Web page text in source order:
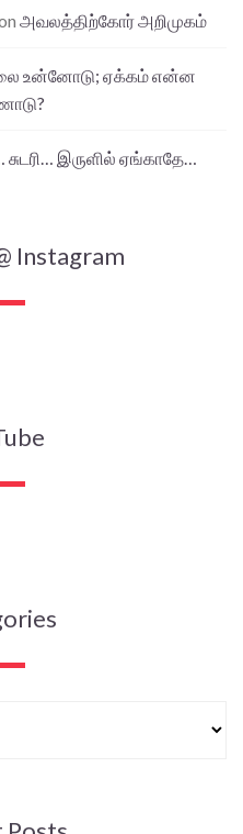
அவலத்திற்கோர் அறிமுகம்
உன்னோடு; ஏக்கம் என்ன
சுடரி… இருளில் ஏங்காதே…
Instagram